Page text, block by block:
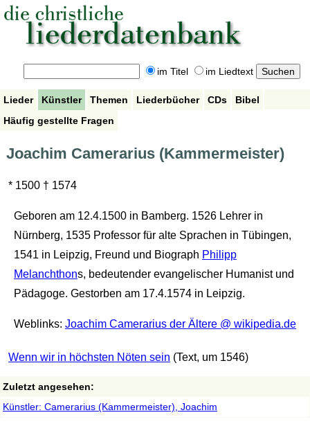
im Titel im Liedtext
Lieder Künstler Themen Liederbücher CDs
Bibel
Häufig gestellte Fragen
Joachim Camerarius (Kammermeister)
* 1500 † 1574
Geboren am 12.4.1500 in Bamberg. 1526 Lehrer in
Nürnberg, 1535 Professor für alte Sprachen in Tübingen,
1541 in Leipzig, Freund und Biograph Philipp
Melanchthons, bedeutender evangelischer Humanist und
Pädagoge. Gestorben am 17.4.1574 in Leipzig.
Weblinks: Joachim Camerarius der Ältere @ wikipedia.de
Wenn wir in höchsten Nöten sein (Text, um 1546)
Zuletzt angesehen:
Künstler: Camerarius (Kammermeister), Joachim